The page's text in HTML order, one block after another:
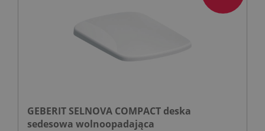
GEBERIT SELNOVA COMPACT deska
sedesowa wolnoopadająca